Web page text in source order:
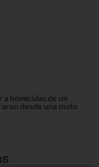
homicidas de un
desde una moto